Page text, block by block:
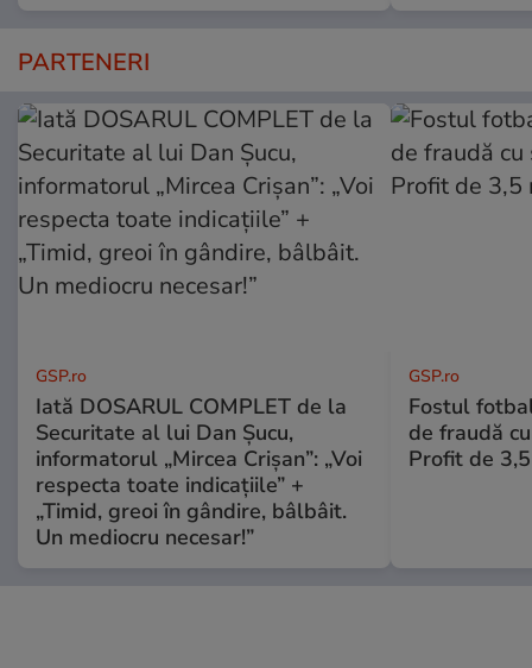
PARTENERI
GSP.ro
Iată DOSARUL COMPLET de la
Securitate al lui Dan Șucu,
informatorul „Mircea Crișan”: „Voi
respecta toate indicațiile” +
„Timid, greoi în gândire, bâlbâit.
Un mediocru necesar!”
GSP.ro
Fostul
de fraudă
Profit de